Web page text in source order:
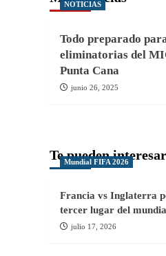
NOTICIAS
Todo preparado
eliminatorias del
Punta Cana
junio 26, 2025
Te pueden interesar
Mundial FIFA 2026
Francia vs Inglaterra
tercer lugar del
julio 17, 2026